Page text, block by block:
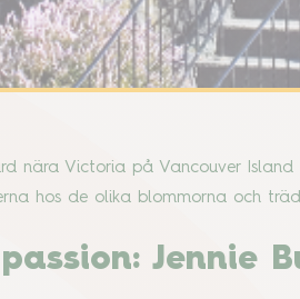
nära Victoria på Vancouver
hos de olika blommorna och
Jennie